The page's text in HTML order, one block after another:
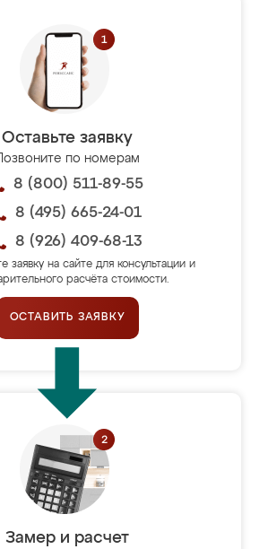
Оставьте заявку
Позвоните по номерам
8 (800) 511-89-55
8 (495) 665-24-01
8 (926) 409-68-13
заявку на сайте для консультации и
расчёта стоимости.
ОСТАВИТЬ ЗАЯВКУ
Замер и расчет